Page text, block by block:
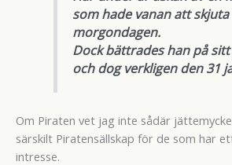
som hade vanan att
morgondagen.
Dock bättrades han på
och dog verkligen den 31
Om Piraten vet jag inte sådär
särskilt Piratensällskap för de som har
intresse.